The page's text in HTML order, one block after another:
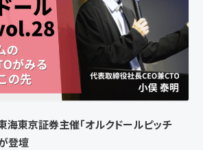
海東京証券主催「オルクドールピッチ
登壇